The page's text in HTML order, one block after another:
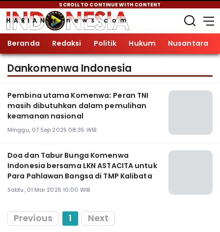
SCROLL TO CONTINUE WITH CONTENT
Beranda Redaksi Politik Hukum Nusantara
Dankomenwa Indonesia
Pembina utama Komenwa: Peran TNI
masih dibutuhkan dalam pemulihan
keamanan nasional
Minggu, 07 Sep 2025 08:35 WIB
Doa dan Tabur Bunga Komenwa
Indonesia bersama LKN ASTACITA untuk
Para Pahlawan Bangsa di TMP Kalibata
Sabtu, 01 Mar 2025 10:00 WIB
Previous 1 Next